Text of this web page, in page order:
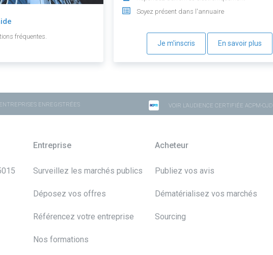
fréquentes.
Soyez présent dans l'annuaire
Je m'inscris En savoir plus
ENREGISTRÉES VOIR L'AUDIENCE CERTIFIÉE ACPM-OJD
Entreprise
Surveillez les marchés publics
Déposez vos offres
Référencez votre entreprise
Nos formations
Acheteur
Publiez vos avis
Dématérialisez vos marchés
Sourcing